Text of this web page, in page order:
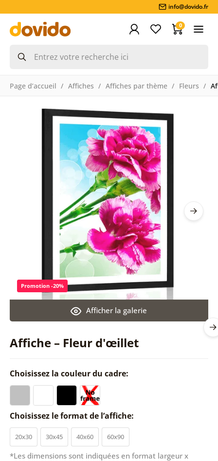
info@dovido.fr
0
Page d’accueil Affiches Affiches par thème Fleurs
Affiche – Fleur d'œillet
Afficher la galerie
Promotion -20%
Choisissez la couleur du cadre:
Choisissez le format de l’affiche:
20x30 30x45 40x60 60x90
*Les dimensions sont indiquées en format largeur x